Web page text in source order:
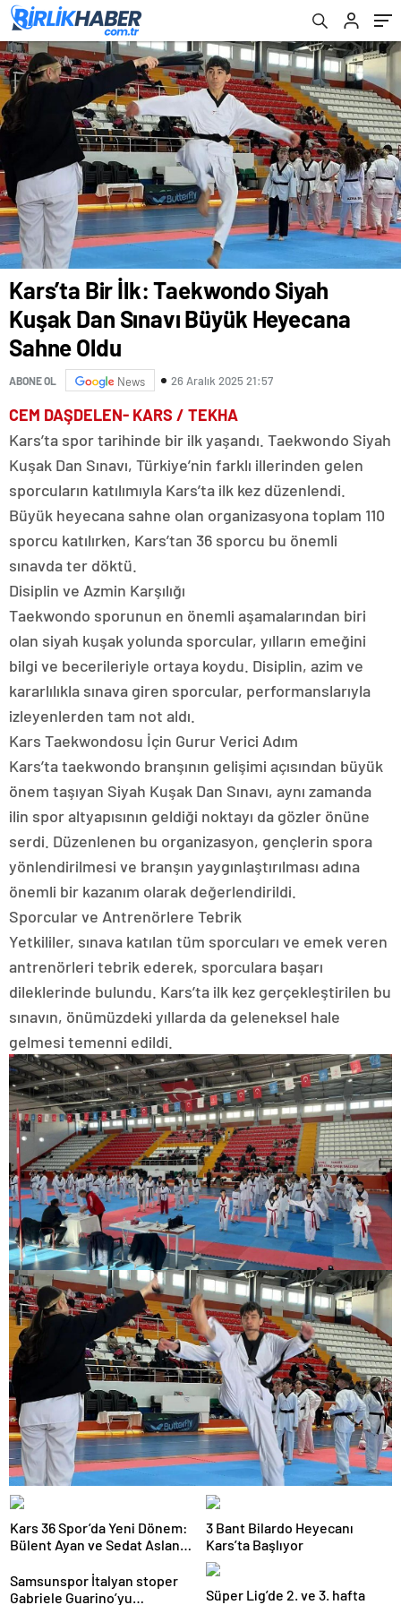
Kars’ta Bir İlk: Taekwondo Siyah
Kuşak Dan Sınavı Büyük Heyecana
Sahne Oldu
ABONE OL News 26 Aralık 2025 21:57
CEM DAŞDELEN- KARS / TEKHA
Kars’ta spor tarihinde bir ilk yaşandı. Taekwondo Siyah
Kuşak Dan Sınavı, Türkiye’nin farklı illerinden gelen
sporcuların katılımıyla Kars’ta ilk kez düzenlendi.
Büyük heyecana sahne olan organizasyona toplam 110
sporcu katılırken, Kars’tan 36 sporcu bu önemli
sınavda ter döktü.
Disiplin ve Azmin Karşılığı
Taekwondo sporunun en önemli aşamalarından biri
olan siyah kuşak yolunda sporcular, yılların emeğini
bilgi ve becerileriyle ortaya koydu. Disiplin, azim ve
kararlılıkla sınava giren sporcular, performanslarıyla
izleyenlerden tam not aldı.
Kars Taekwondosu İçin Gurur Verici Adım
Kars’ta taekwondo branşının gelişimi açısından büyük
önem taşıyan Siyah Kuşak Dan Sınavı, aynı zamanda
ilin spor altyapısının geldiği noktayı da gözler önüne
serdi. Düzenlenen bu organizasyon, gençlerin spora
yönlendirilmesi ve branşın yaygınlaştırılması adına
önemli bir kazanım olarak değerlendirildi.
Sporcular ve Antrenörlere Tebrik
Yetkililer, sınava katılan tüm sporcuları ve emek veren
antrenörleri tebrik ederek, sporculara başarı
dileklerinde bulundu. Kars’ta ilk kez gerçekleştirilen bu
sınavın, önümüzdeki yıllarda da geleneksel hale
gelmesi temenni edildi.
Kars 36 Spor’da Yeni Dönem:
Bülent Ayan ve Sedat Aslan
3 Bant Bilardo Heyecanı
Kars’ta Başlıyor
Samsunspor İtalyan stoper
Gabriele Guarino’yu
Süper Lig’de 2. ve 3. hafta